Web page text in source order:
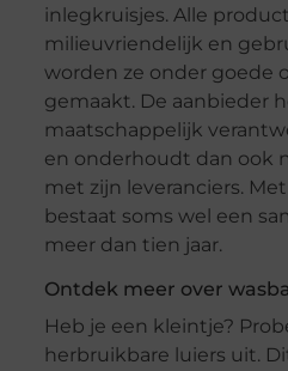
inlegkruisjes. Alle
milieuvriendelijk en
worden ze onder goede
gemaakt. De aanbieder
maatschappelijk
en onderhoudt dan ook
met zijn leveranciers.
bestaat soms wel een
meer dan tien jaar.
Ontdek meer over
Heb je een kleintje?
herbruikbare luiers uit.